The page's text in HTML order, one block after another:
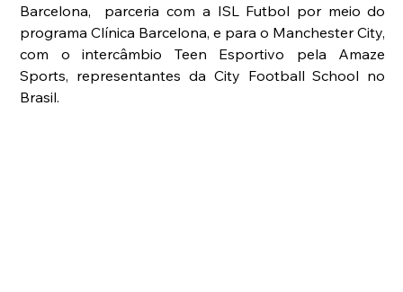
Barcelona,  parceria com a ISL Futbol por meio do
programa Clínica Barcelona, e para o Manchester City,
com o intercâmbio Teen Esportivo pela Amaze
Sports, representantes da City Football School no
Brasil.